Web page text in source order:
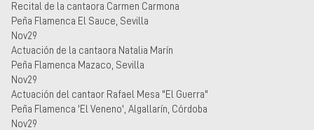
Recital de la cantaora Carmen Carmona
Peña Flamenca El Sauce, Sevilla
Nov29
Actuación de la cantaora Natalia Marín
Peña Flamenca Mazaco, Sevilla
Nov29
Actuación del cantaor Rafael Mesa "El Guerra"
Peña Flamenca 'El Veneno', Algallarín, Córdoba
Nov29